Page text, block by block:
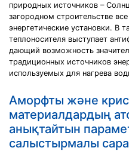
природных источников –
загородном строительстве
энергетические установки. В
теплоносителя выступает
дающий возможность
традиционных источников
используемых для нагрева
Аморфты және
материалдардың
анықтайтын
салыстырмалы